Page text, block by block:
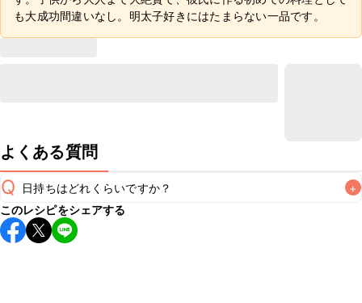
も大成功間違いなし。明太子好きにはたまらない一品です。
よくある質問
Q 日持ちはどれくらいですか？ +
保存期間は冷蔵で当日中が目安です。なるべくお早めにお召
し上がりください。
このレシピをシェアする